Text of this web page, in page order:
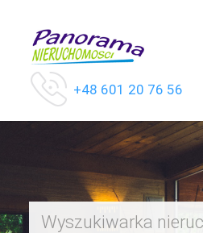
+48 601 20 76 56
Wyszukiwarka